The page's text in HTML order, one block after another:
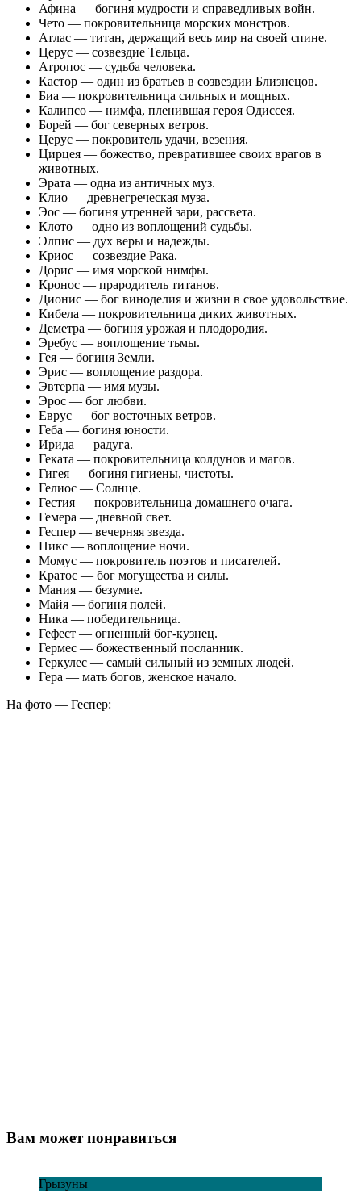
Афина — богиня мудрости и справедливых войн.
Чето — покровительница морских монстров.
Атлас — титан, держащий весь мир на своей спине.
Церус — созвездие Тельца.
Атропос — судьба человека.
Кастор — один из братьев в созвездии Близнецов.
Биа — покровительница сильных и мощных.
Калипсо — нимфа, пленившая героя Одиссея.
Борей — бог северных ветров.
Церус — покровитель удачи, везения.
Цирцея — божество, превратившее своих врагов в
животных.
Эрата — одна из античных муз.
Клио — древнегреческая муза.
Эос — богиня утренней зари, рассвета.
Клото — одно из воплощений судьбы.
Элпис — дух веры и надежды.
Криос — созвездие Рака.
Дорис — имя морской нимфы.
Кронос — прародитель титанов.
Дионис — бог виноделия и жизни в свое удовольствие.
Кибела — покровительница диких животных.
Деметра — богиня урожая и плодородия.
Эребус — воплощение тьмы.
Гея — богиня Земли.
Эрис — воплощение раздора.
Эвтерпа — имя музы.
Эрос — бог любви.
Еврус — бог восточных ветров.
Геба — богиня юности.
Ирида — радуга.
Геката — покровительница колдунов и магов.
Гигея — богиня гигиены, чистоты.
Гелиос — Солнце.
Гестия — покровительница домашнего очага.
Гемера — дневной свет.
Геспер — вечерняя звезда.
Никс — воплощение ночи.
Момус — покровитель поэтов и писателей.
Кратос — бог могущества и силы.
Мания — безумие.
Майя — богиня полей.
Ника — победительница.
Гефест — огненный бог-кузнец.
Гермес — божественный посланник.
Геркулес — самый сильный из земных людей.
Гера — мать богов, женское начало.
На фото — Геспер:
Вам может понравиться
Грызуны